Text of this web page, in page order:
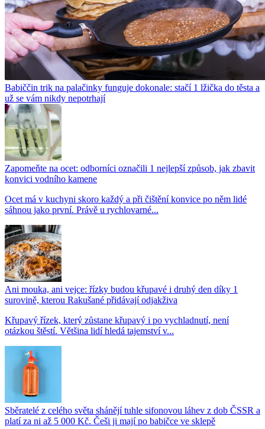
Babiččin trik na palačinky funguje dokonale: stačí 1 lžička do těsta a
už se vám nikdy nepotrhají
Zapomeňte na ocet: odborníci označili 1 nejlepší způsob, jak zbavit
konvici vodního kamene
Ocet má v kuchyni skoro každý a při čištění konvice po něm lidé
sáhnou jako první. Právě u rychlovarné...
Ani mouka, ani vejce: řízky budou křupavé i druhý den díky 1
surovině, kterou Rakušané přidávají odjakživa
Křupavý řízek, který zůstane křupavý i po vychladnutí, není
otázkou štěstí. Většina lidí hledá tajemství v...
Sběratelé z celého světa shánějí tuhle sifonovou láhev z dob ČSSR a
platí za ni až 5 000 Kč. Češi ji mají po babičce ve sklepě